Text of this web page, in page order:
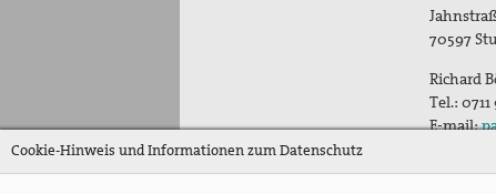
70597
Richard
Tel.: 0711
E-mail:
Cookie-Hinweis und Informationen zum Datenschutz